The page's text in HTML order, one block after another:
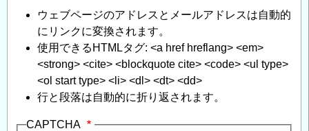
ウェブページのアドレスとメールアドレスは自動的
にリンクに変換されます。
使用できるHTMLタグ: <a href hreflang> <em>
<strong> <cite> <blockquote cite> <code> <ul type>
<ol start type> <li> <dl> <dt> <dd>
行と段落は自動的に折り返されます。
CAPTCHA